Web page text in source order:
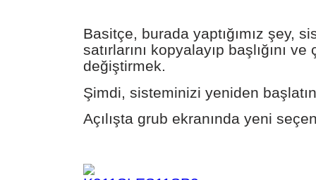
Basitçe, burada yaptığımız şey,
satırlarını kopyalayıp başlığını
değiştirmek.
Şimdi, sisteminizi yeniden
Açılışta grub ekranında yeni